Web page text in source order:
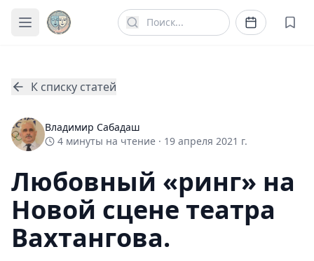
К списку статей
Владимир Сабадаш
4 минуты на чтение · 19 апреля 2021 г.
Любовный «ринг» на
Новой сцене театра
Вахтангова.